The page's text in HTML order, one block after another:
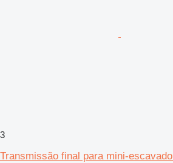
3
Transmissão final para mini-